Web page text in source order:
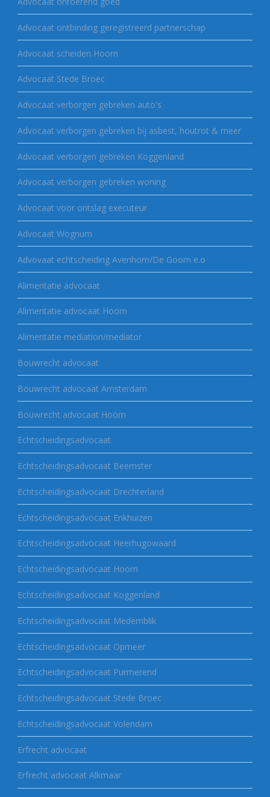
Advocaat ontbinding geregistreerd partnerschap
Advocaat scheiden Hoorn
Advocaat Stede Broec
Advocaat verborgen gebreken auto's
Advocaat verborgen gebreken bij asbest, houtrot & meer
Advocaat verborgen gebreken Koggenland
Advocaat verborgen gebreken woning
Advocaat voor ontslag executeur
Advocaat Wognum
Advovaat echtscheiding Avenhorn/De Goorn e.o
Alimentatie advocaat
Alimentatie advocaat Hoorn
Alimentatie mediation/mediator
Bouwrecht advocaat
Bouwrecht advocaat Amsterdam
Bouwrecht advocaat Hoorn
Echtscheidingsadvocaat
Echtscheidingsadvocaat Beemster
Echtscheidingsadvocaat Drechterland
Echtscheidingsadvocaat Enkhuizen
Echtscheidingsadvocaat Heerhugowaard
Echtscheidingsadvocaat Hoorn
Echtscheidingsadvocaat Koggenland
Echtscheidingsadvocaat Medemblik
Echtscheidingsadvocaat Opmeer
Echtscheidingsadvocaat Purmerend
Echtscheidingsadvocaat Stede Broec
Echtscheidingsadvocaat Volendam
Erfrecht advocaat
Erfrecht advocaat Alkmaar